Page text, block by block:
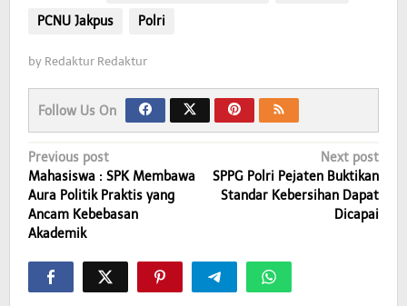
PCNU Jakpus
Polri
by Redaktur Redaktur
Follow Us On
Post
navigation
Previous post
Mahasiswa : SPK Membawa
Aura Politik Praktis yang
Ancam Kebebasan
Akademik
Next post
SPPG Polri Pejaten Buktikan
Standar Kebersihan Dapat
Dicapai